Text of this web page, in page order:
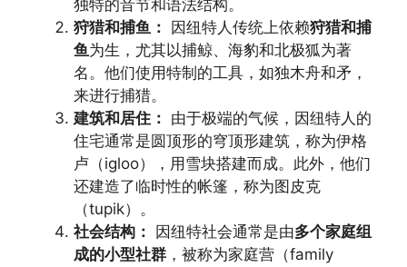
独特的音节和语法结构。
狩猎和捕鱼：
因纽特人传统上依赖狩猎和捕
鱼为生，尤其以捕鲸、海豹和北极狐为著
名。他们使用特制的工具，如独木舟和矛，
来进行捕猎。
建筑和居住： 由于极端的气候，因纽特人的
住宅通常是圆顶形的穹顶形建筑，称为伊格
卢（igloo），用雪块搭建而成。此外，他们
还建造了临时性的帐篷，称为图皮克
（tupik）。
社会结构：
因纽特社会通常是由多个家庭组
成的小型社群 ，被称为家庭营（family